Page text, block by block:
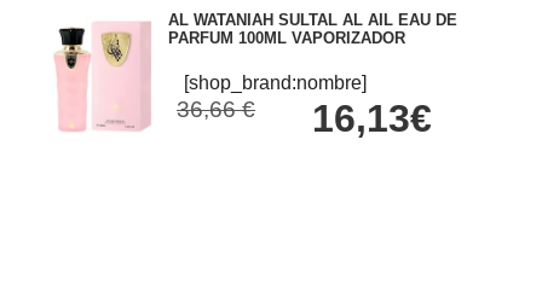
AL WATANIAH SULTAL AL AIL EAU DE
PARFUM 100ML VAPORIZADOR
[shop_brand:nombre]
36,66 € 16,13€